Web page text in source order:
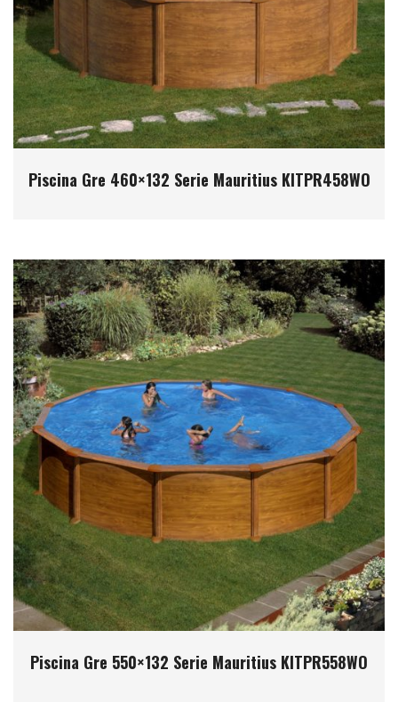
Piscina Gre 460×132 Serie Mauritius KITPR458WO
Piscina Gre 550×132 Serie Mauritius KITPR558WO